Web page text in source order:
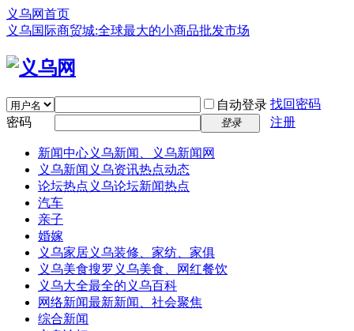
义乌网首页
义乌国际商贸城:全球最大的小商品批发市场
自动登录 找回密码
密码
登录 注册
新闻中心义乌新闻、义乌新闻网
义乌新闻 义乌资讯热点动态
论坛热点 义乌论坛新闻热点
汽车
亲子
婚嫁
义乌家居义乌装修、家纺、家俱
义乌美食搜罗义乌美食、网红餐饮
义乌大全最全的义乌百科
网络新闻最新新闻、社会聚焦
综合新闻